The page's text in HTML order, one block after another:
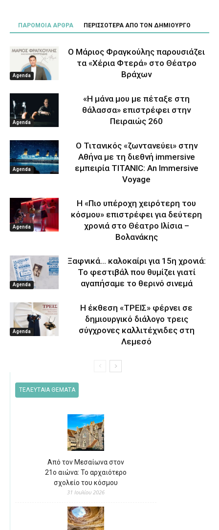
ΠΑΡΟΜΟΙΑ ΑΡΘΡΑ ΠΕΡΙΣΣΟΤΕΡΑ ΑΠΟ ΤΟΝ ΔΗΜΙΟΥΡΓΟ
Agenda
Ο Μάριος Φραγκούλης παρουσιάζει
τα «Χέρια Φτερά» στο Θέατρο
Βράχων
Agenda
«Η μάνα μου με πέταξε στη
θάλασσα» επιστρέφει στην
Πειραιώς 260
Agenda
Ο Τιτανικός «ζωντανεύει» στην
Αθήνα με τη διεθνή immersive
εμπειρία TITANIC: An Immersive
Voyage
Agenda
Η «Πιο υπέροχη χειρότερη του
κόσμου» επιστρέφει για δεύτερη
χρονιά στο Θέατρο Ιλίσια –
Βολανάκης
Agenda
Ξαφνικά… καλοκαίρι για 15η χρονιά:
Το φεστιβάλ που θυμίζει γιατί
αγαπήσαμε το θερινό σινεμά
Agenda
Η έκθεση «ΤΡΕΙΣ» φέρνει σε
δημιουργικό διάλογο τρεις
σύγχρονες καλλιτέχνιδες στη
Λεμεσό
ΤΕΛΕΥΤΑΙΑ ΘΕΜΑΤΑ
Από τον Μεσαίωνα στον
21ο αιώνα: Το αρχαιότερο
σχολείο του κόσμου
31 Ιουλίου 2026